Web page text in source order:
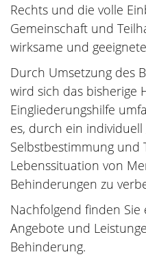
Rechts und die volle
Gemeinschaft und
wirksame und
Durch Umsetzung des
wird sich das bisherige
Eingliederungshilfe
es, durch ein
Selbstbestimmung und
Lebenssituation von
Behinderungen zu
Nachfolgend finden
Angebote und
Behinderung.